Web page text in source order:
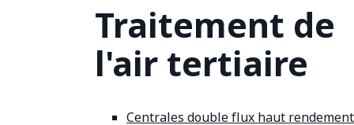
Traitement de
l'air tertiaire
Centrales double flux haut rendement